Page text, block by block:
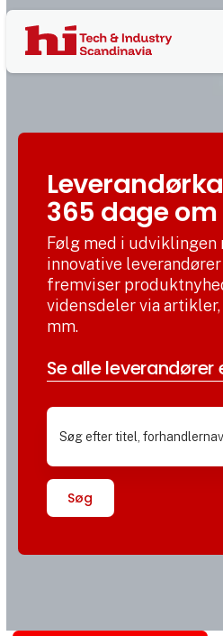
365 dage
Følg med i udviklingen
innovative
fremviser
vidensdeler via
mm.
Se alle leverandører
Søg